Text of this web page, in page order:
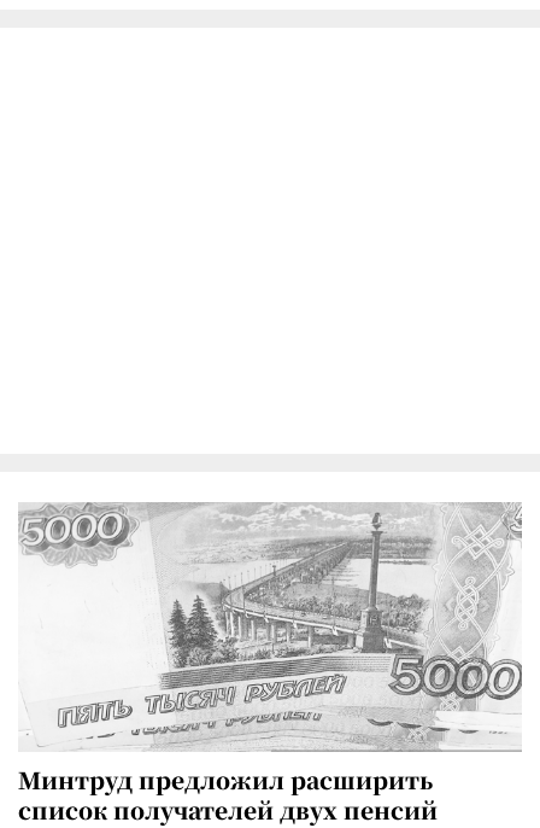
Минтруд предложил расширить
список получателей двух пенсий